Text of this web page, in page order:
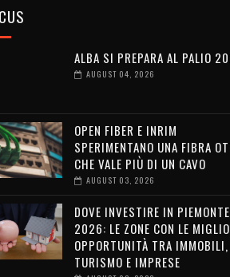
ALBA SI PREPARA AL PALIO
AUGUST 04, 2026
OPEN FIBER E INRIM
SPERIMENTANO UNA FIBRA
CHE VALE PIÙ DI UN CAVO
AUGUST 03, 2026
DOVE INVESTIRE IN
2026: LE ZONE CON LE
OPPORTUNITÀ TRA IMMOBILI,
TURISMO E IMPRESE